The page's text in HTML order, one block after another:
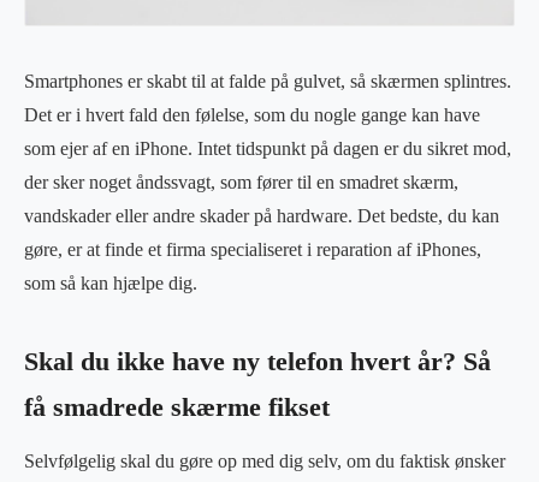
Smartphones er skabt til at falde på gulvet, så skærmen splintres.
Det er i hvert fald den følelse, som du nogle gange kan have
som ejer af en iPhone. Intet tidspunkt på dagen er du sikret mod,
der sker noget åndssvagt, som fører til en smadret skærm,
vandskader eller andre skader på hardware. Det bedste, du kan
gøre, er at finde et firma specialiseret i reparation af iPhones,
som så kan hjælpe dig.
Skal du ikke have ny telefon hvert år? Så
få smadrede skærme fikset
Selvfølgelig skal du gøre op med dig selv, om du faktisk ønsker